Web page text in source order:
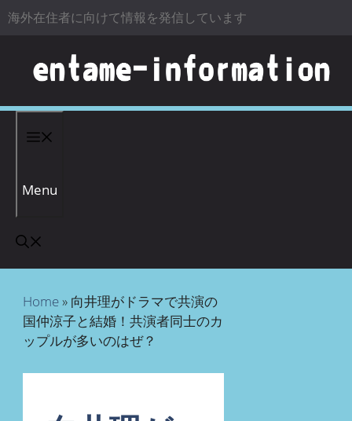
コンテンツへスキップ
海外在住者に向けて情報を発信しています
Menu
Home» 向井理がドラマで共演の
国仲涼子と結婚！共演者同士のカ
ップルが多いのはぜ？